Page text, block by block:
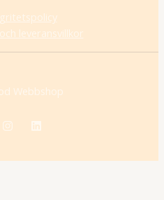
leveransvillkor
Webbshop